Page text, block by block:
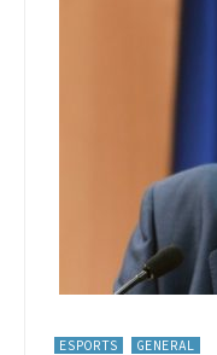
ESPORTS GENERAL